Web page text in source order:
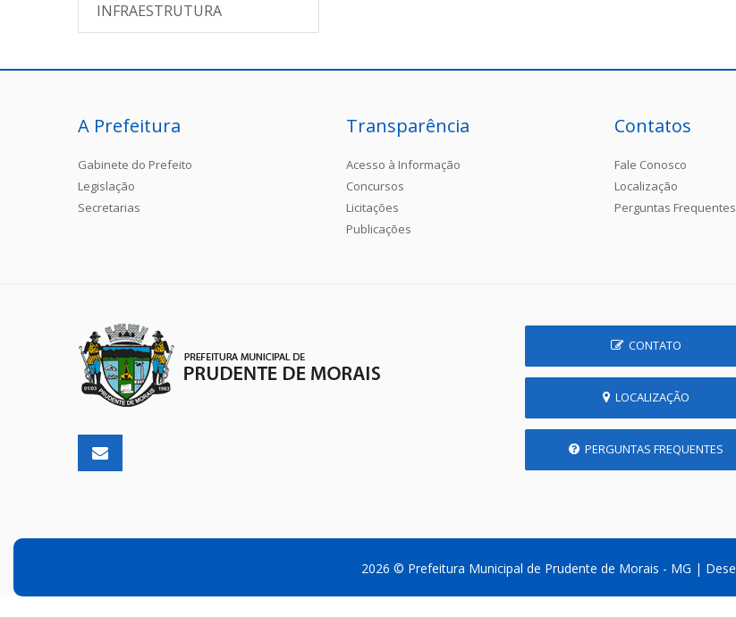
INFRAESTRUTURA
A Prefeitura
Gabinete do Prefeito
Legislação
Secretarias
Transparência
Acesso à Informação
Concursos
Licitações
Publicações
Contatos
Fale Conosco
Localização
Perguntas Frequentes
CONTATO
LOCALIZAÇÃO
PERGUNTAS FREQUENTES
2026 © Prefeitura Municipal de Prudente de Morais - MG |